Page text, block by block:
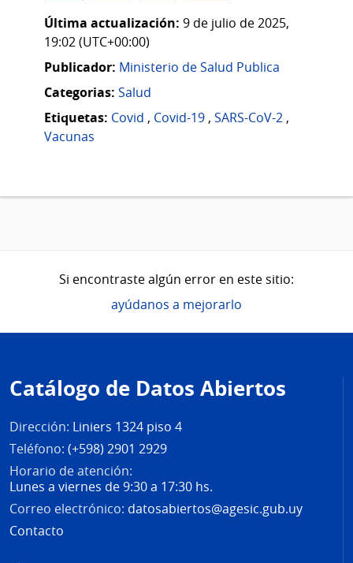
Última actualización: 9 de julio de 2025,
19:02 (UTC+00:00)
Publicador: Ministerio de Salud Publica
Categorias: Salud
Etiquetas: Covid , Covid-19 , SARS-CoV-2 ,
Vacunas
Si encontraste algún error en este sitio:
ayúdanos a mejorarlo
de
página
Catálogo de Datos Abiertos
Dirección: Liniers 1324 piso 4
Teléfono: (+598) 2901 2929
Horario de atención:
Lunes a viernes de 9:30 a 17:30 hs.
Correo electrónico: datosabiertos@agesic.gub.uy
Contacto